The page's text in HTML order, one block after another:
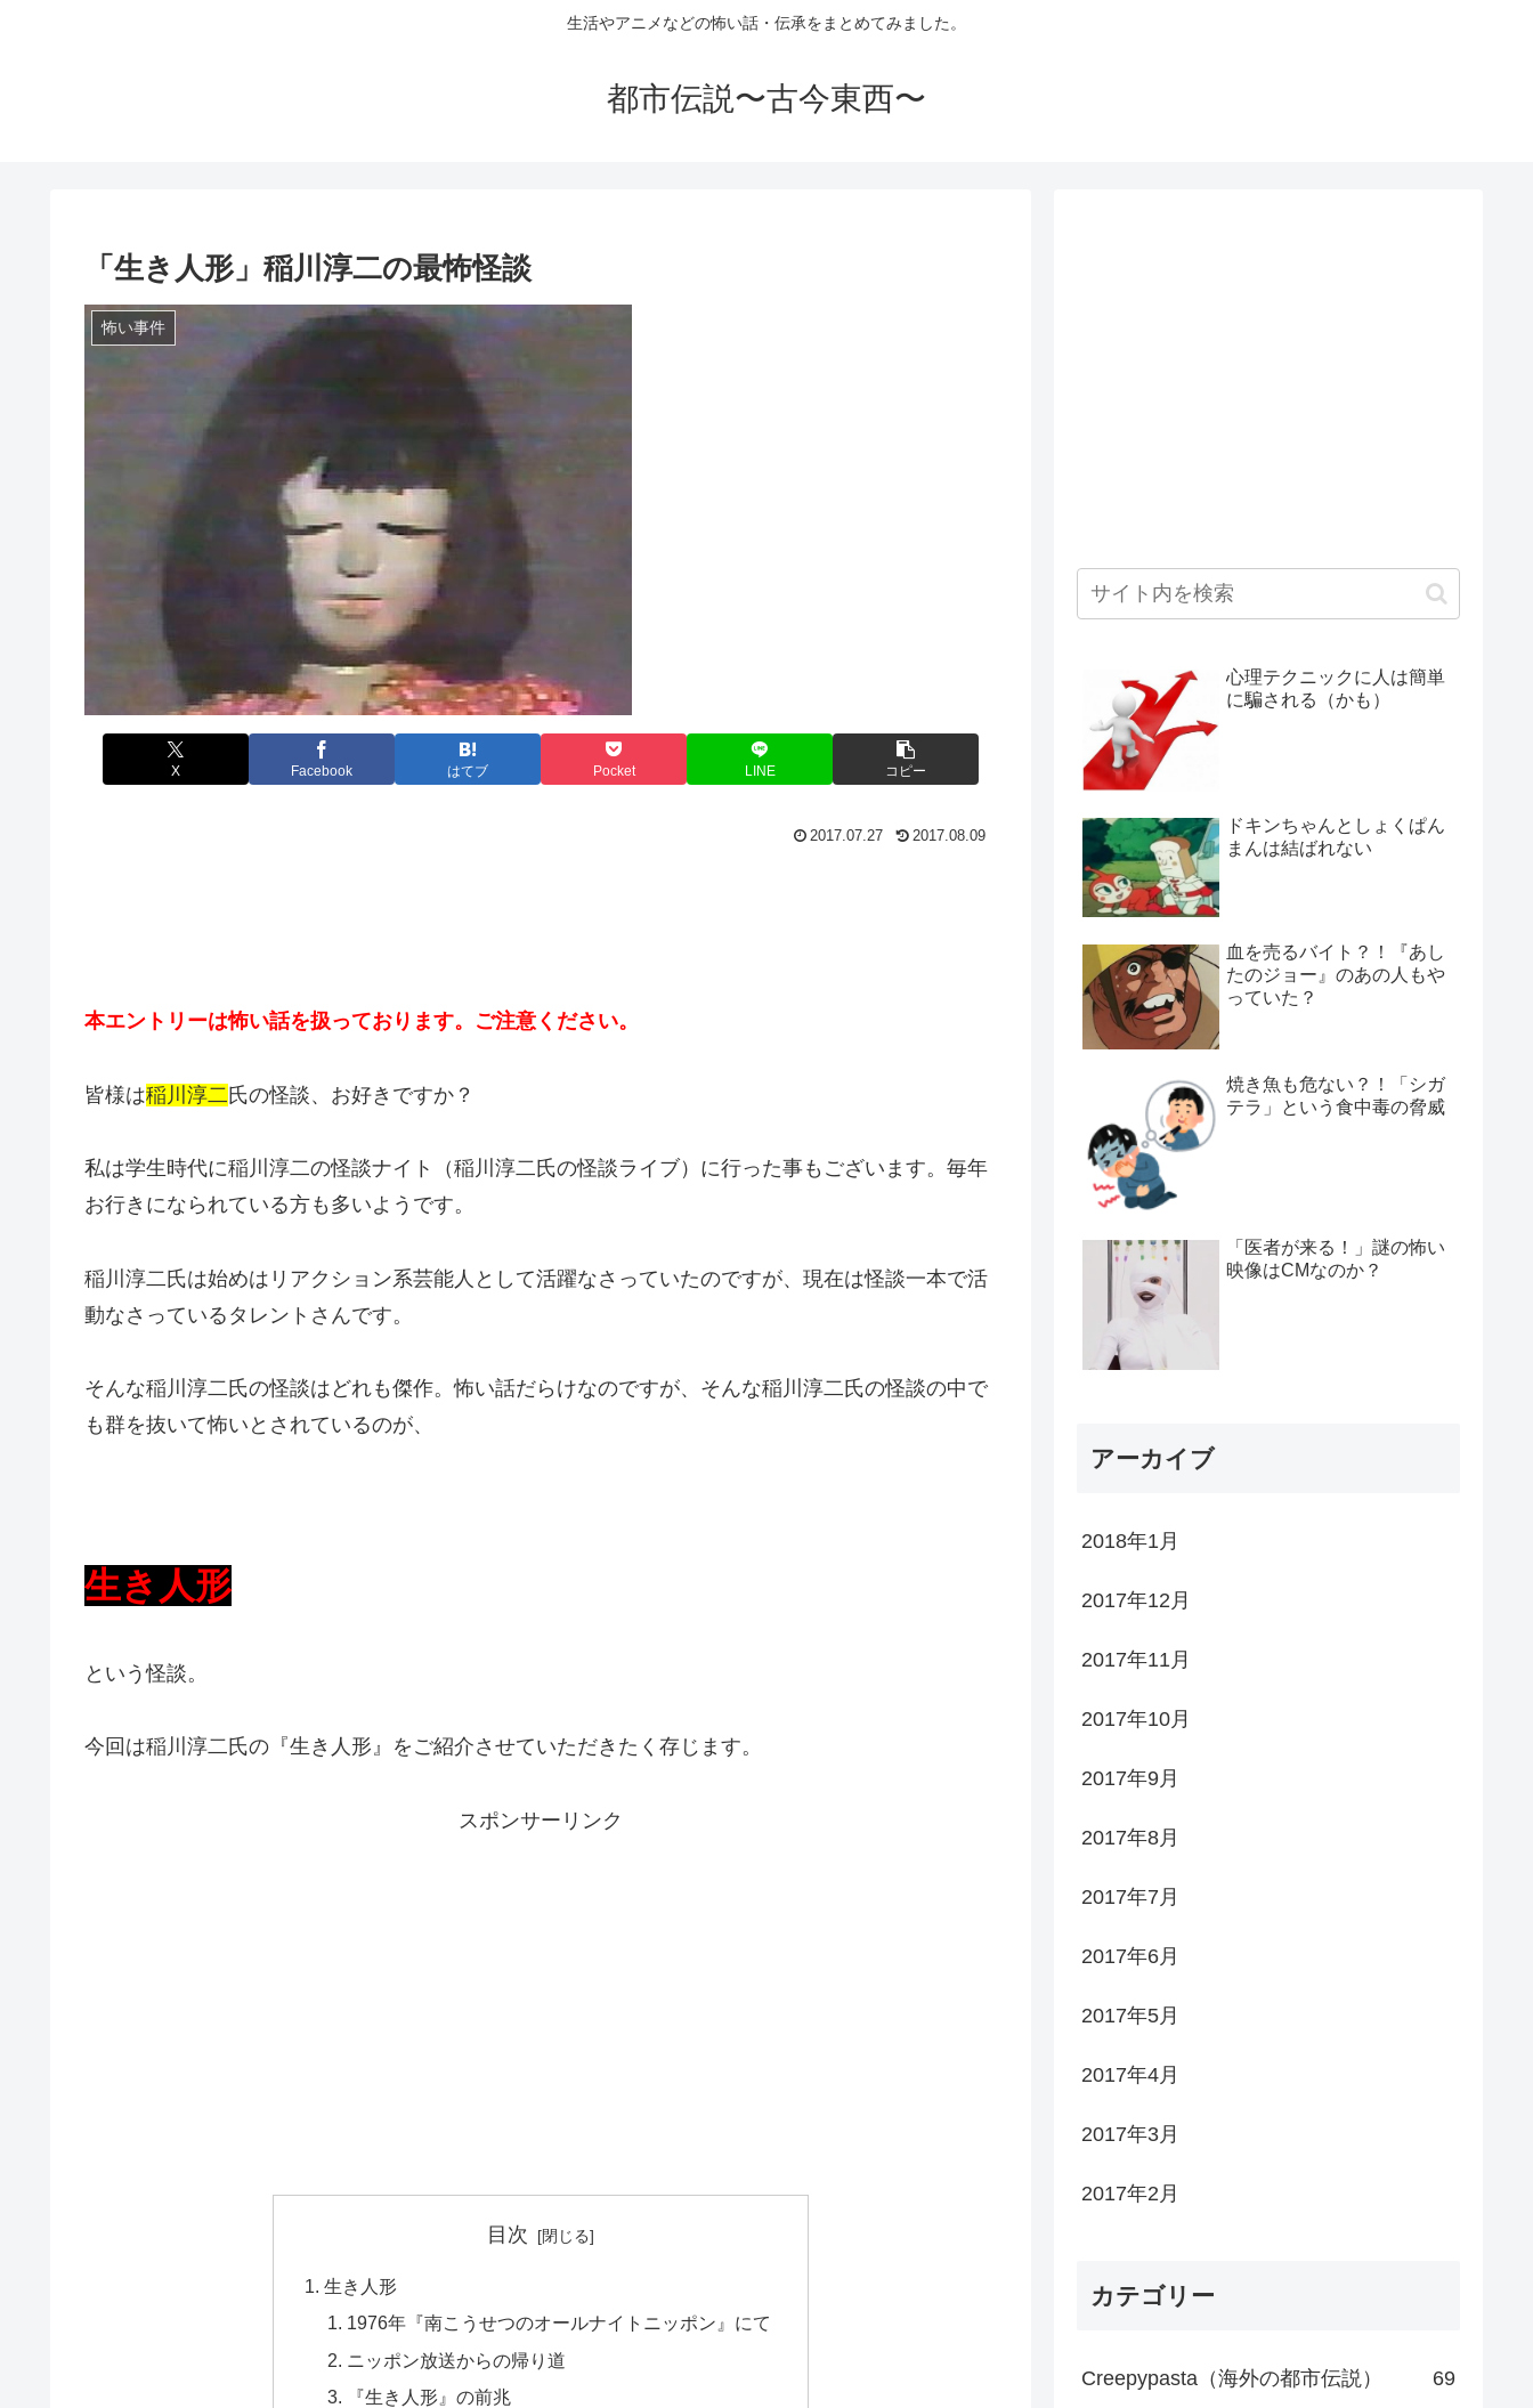
生活やアニメなどの怖い話・伝承をまとめてみました。
都市伝説〜古今東西〜
「生き人形」稲川淳二の最怖怪談
怖い事件
X Facebook はてブ Pocket LINE コピー
2017.07.27 2017.08.09
本エントリーは怖い話を扱っております。ご注意ください。
皆様は稲川淳二氏の怪談、お好きですか？
私は学生時代に稲川淳二の怪談ナイト（稲川淳二氏の怪談ライブ）に行った事もございます。毎年
お行きになられている方も多いようです。
稲川淳二氏は始めはリアクション系芸能人として活躍なさっていたのですが、現在は怪談一本で活
動なさっているタレントさんです。
そんな稲川淳二氏の怪談はどれも傑作。怖い話だらけなのですが、そんな稲川淳二氏の怪談の中で
も群を抜いて怖いとされているのが、
生き人形
という怪談。
今回は稲川淳二氏の『生き人形』をご紹介させていただきたく存じます。
スポンサーリンク
目次
生き人形
1976年『南こうせつのオールナイトニッポン』にて
ニッポン放送からの帰り道
『生き人形』の前兆
心理テクニックに人は簡単
に騙される（かも）
ドキンちゃんとしょくぱん
まんは結ばれない
血を売るバイト？！『あし
たのジョー』のあの人もや
っていた？
焼き魚も危ない？！「シガ
テラ」という食中毒の脅威
「医者が来る！」謎の怖い
映像はCMなのか？
アーカイブ
2018年1月
2017年12月
2017年11月
2017年10月
2017年9月
2017年8月
2017年7月
2017年6月
2017年5月
2017年4月
2017年3月
2017年2月
カテゴリー
Creepypasta（海外の都市伝説） 69